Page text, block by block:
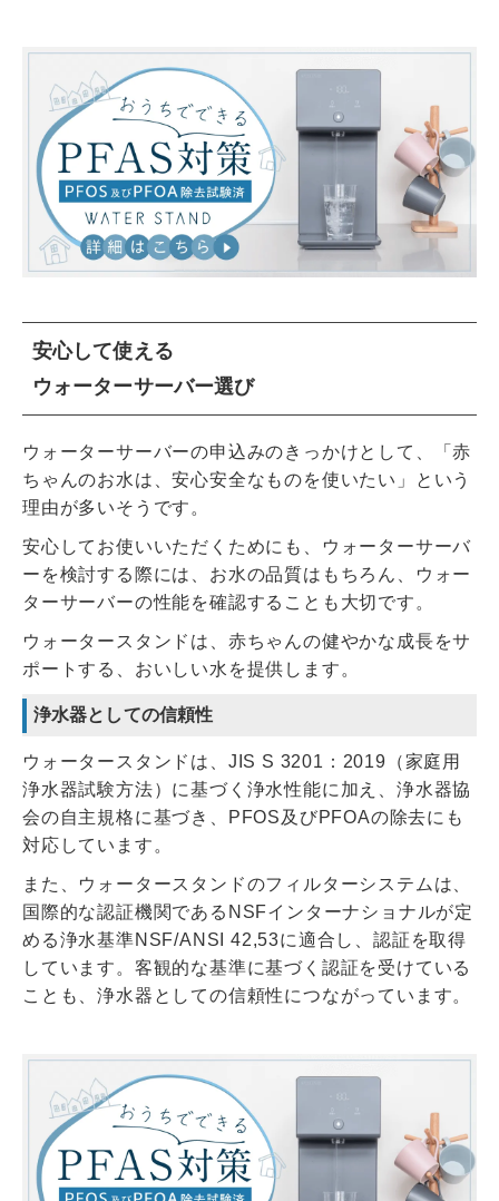
安心して使える
ウォーターサーバー選び
ウォーターサーバーの申込みのきっかけとして、「赤
ちゃんのお水は、安心安全なものを使いたい」という
理由が多いそうです。
安心してお使いいただくためにも、ウォーターサーバ
ーを検討する際には、お水の品質はもちろん、ウォー
ターサーバーの性能を確認することも大切です。
ウォータースタンドは、赤ちゃんの健やかな成長をサ
ポートする、おいしい水を提供します。
浄水器としての信頼性
ウォータースタンドは、JIS S 3201：2019（家庭用
浄水器試験方法）に基づく浄水性能に加え、浄水器協
会の自主規格に基づき、PFOS及びPFOAの除去にも
対応しています。
また、ウォータースタンドのフィルターシステムは、
国際的な認証機関であるNSFインターナショナルが定
める浄水基準NSF/ANSI 42,53に適合し、認証を取得
しています。客観的な基準に基づく認証を受けている
ことも、浄水器としての信頼性につながっています。